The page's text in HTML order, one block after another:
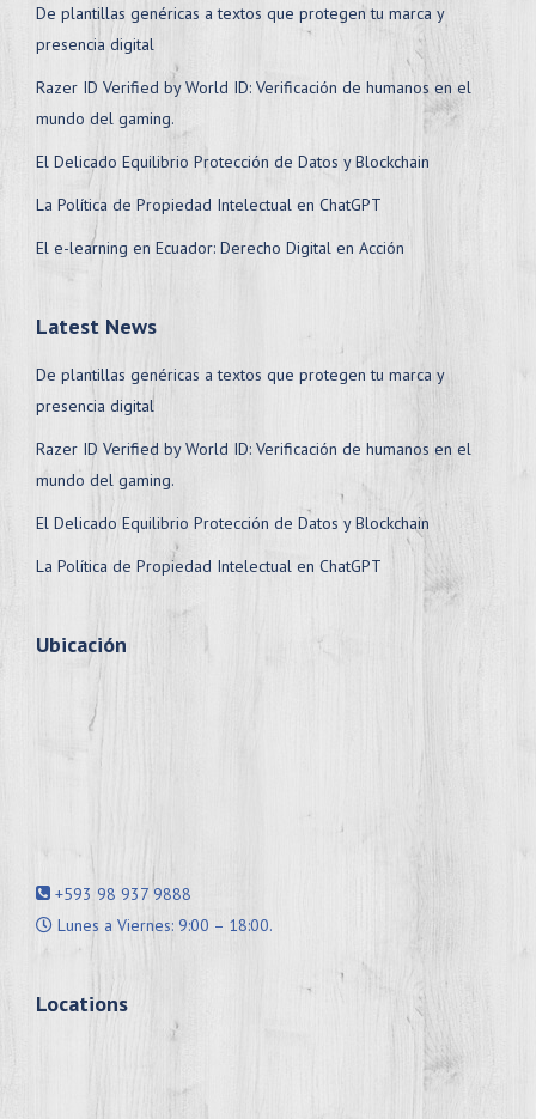
De plantillas genéricas a textos que protegen tu marca y
presencia digital
Razer ID Verified by World ID: Verificación de humanos en el
mundo del gaming.
El Delicado Equilibrio Protección de Datos y Blockchain
La Política de Propiedad Intelectual en ChatGPT
El e-learning en Ecuador: Derecho Digital en Acción
Latest News
De plantillas genéricas a textos que protegen tu marca y
presencia digital
Razer ID Verified by World ID: Verificación de humanos en el
mundo del gaming.
El Delicado Equilibrio Protección de Datos y Blockchain
La Política de Propiedad Intelectual en ChatGPT
Ubicación
+593 98 937 9888
Lunes a Viernes: 9:00 – 18:00.
Locations